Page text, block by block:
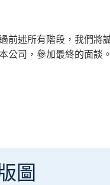
前述所有階段，我們將
公司，參加最終的面談
圖